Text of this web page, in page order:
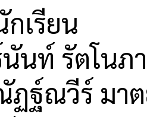
เรียน
นท์ รัตโนภ
ฏฐ์ณวีร์ มา